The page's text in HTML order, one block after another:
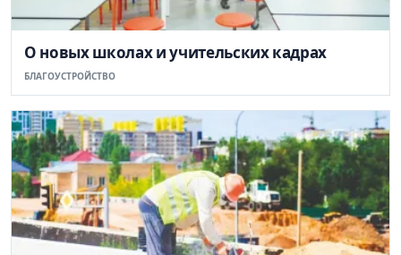
О новых школах и учительских кадрах
БЛАГОУСТРОЙСТВО